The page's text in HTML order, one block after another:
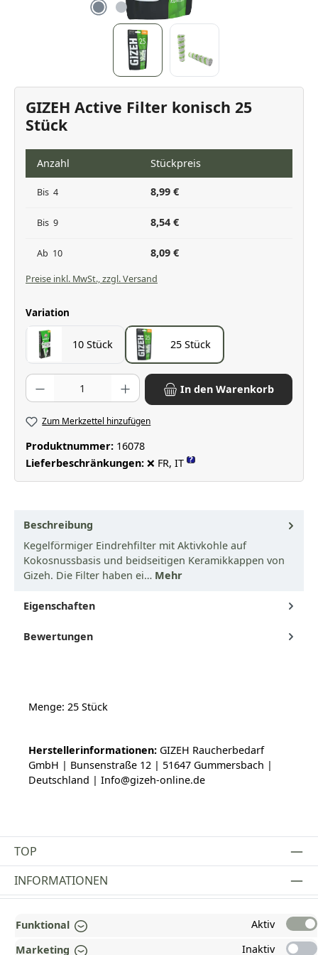
GIZEH Active Filter konisch 25
Stück
Anzahl Stückpreis
Bis 4 8,99 €
Bis 9 8,54 €
Ab 10 8,09 €
Preise inkl. MwSt., zzgl. Versand
Variation
10 Stück 25 Stück
Produkt Anzahl: Gib den gewünschten Wert ein oder benutze die
In den Warenkorb
Zum Merkzettel hinzufügen
Produktnummer: 16078
Lieferbeschränkungen: ❌ FR, IT ?
Beschreibung
Kegelförmiger Eindrehfilter mit Aktivkohle auf
Kokosnussbasis und beidseitigen Keramikkappen von
Gizeh. Die Filter haben ei… Mehr
Eigenschaften
Bewertungen
Menge: 25 Stück
Herstellerinformationen: GIZEH Raucherbedarf
GmbH | Bunsenstraße 12 | 51647 Gummersbach |
Deutschland | Info@gizeh-online.de
TOP
INFORMATIONEN
Funktional
Aktiv
Marketing
Inaktiv